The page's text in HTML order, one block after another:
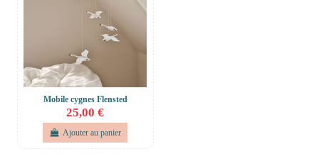
Mobile cygnes Flensted
25,00 €
Ajouter au panier